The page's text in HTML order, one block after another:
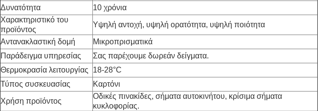
Δυνατότητα
10 χρόνια
Χαρακτηριστικό του
προϊόντος
Υψηλή αντοχή, υψηλή ορατότητα, υψηλή ποιότητα
Αντανακλαστική δομή
Μικροπρισματικά
Παράδειγμα υπηρεσίας
Σας παρέχουμε δωρεάν δείγματα.
Θερμοκρασία λειτουργίας
18-28°C
Τύπος συσκευασίας
Καρτόνι
Χρήση προϊόντος
Οδικές πινακίδες, σήματα αυτοκινήτου, κρίσιμα σήματα
κυκλοφορίας.